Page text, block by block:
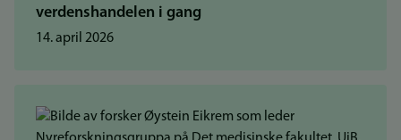
verdenshandelen i gang
14. april 2026